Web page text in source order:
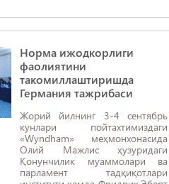
Норма ижодкорлиги
фаолиятини
такомиллаштиришда
Германия тажрибаси
Жорий йилнинг 3-4 сентябрь
кунлари пойтахтимиздаги
«Wyndham» меҳмонхонасида
Олий Мажлис ҳузуридаги
Қонунчилик муаммолари ва
парламент тадқиқотлари